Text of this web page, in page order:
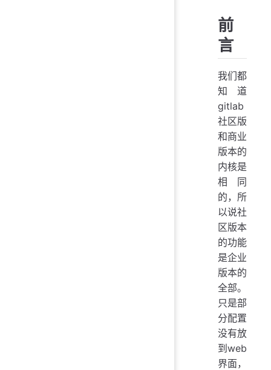
前
言
我们都
知道
gitlab
社区版
和商业
版本的
内核是
相同
的，所
以说社
区版本
的功能
是企业
版本的
全部。
只是部
分配置
没有放
到web
界面，